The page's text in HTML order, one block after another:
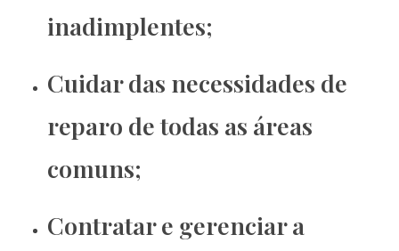
inadimplentes;
Cuidar das necessidades de
reparo de todas as áreas
comuns;
Contratar e gerenciar a